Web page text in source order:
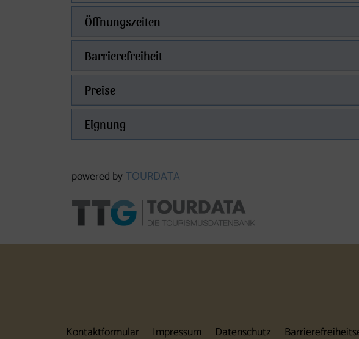
Öffnungszeiten
Barrierefreiheit
Preise
Eignung
powered byTOURDATA
Kontaktformular Impressum Datenschutz